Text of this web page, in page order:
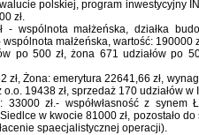
polskiej, program inwestycyjny
zł.
wspólnota małżeńska, działka
małżeńska, wartość: 190000
po 500 zł, żona 671 udziałów po
Żona: emerytura 22641,66 zł,
19438 zł, sprzedaż 170 udziałów w
zł.- współwłasność z synem
w kwocie 81000 zł, pozostało do
spaecjalistycznej operacji).